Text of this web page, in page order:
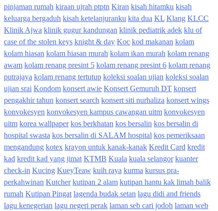
pinjaman rumah kiraan ujrah ptptn Kiran kisah hitamku kisah
keluarga bergaduh kisah ketelanjuranku kita dua KL Klang KLCC
Klinik Ajwa klinik gugur kandungan klinik pediatrik adek klu of
case of the stolen keys knight & day Koc kod makanan kolam
kolam hiasan kolam hiasan murah kolam ikan murah kolam renang
awam kolam renang presint 5 kolam renang presint 6 kolam renang
putrajaya kolam renang tertutup koleksi soalan ujian koleksi soalan
ujian srai Kondom konsert awie Konsert Gemuruh DT konsert
pengakhir tahun konsert search konsert siti nurhaliza konsert wings
konvokesyen konvokesyen kampus cawangan uitm konvokesyen
uitm korea wallpaper kos berkhatan kos bersalin kos bersalin di
hospital swasta kos bersalin di SALAM hospital kos pemeriksaan
mengandung kotex krayon untuk kanak-kanak Kredit Card kredit
kad kredit kad yang jimat KTMB Kuala kuala selangor kuanter
check-in Kucing KueyTeaw kuih raya kurma kursus pra-
perkahwinan Kutcher kutipan 2 alam kutipan hantu kak limah balik
rumah Kutipan Pingat lagenda budak setan lagu didi and friends
lagu kenegerian lagu negeri perak laman seb cari jodoh laman web